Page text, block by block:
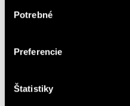
súhlasu
Potrebné
Preferencie
Štatistiky
8 500 km / 2024 / 132 kW /
26 821 €